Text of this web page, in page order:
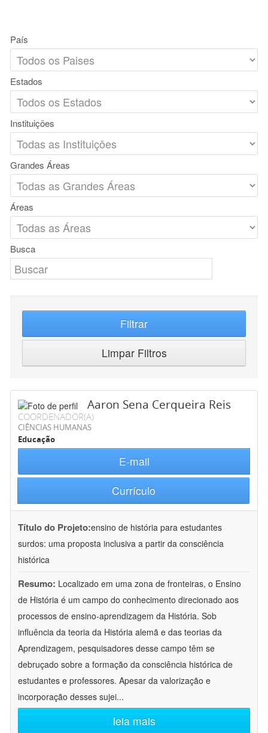
País
Estados
Instituições
Grandes Áreas
Áreas
Busca
Filtrar
Limpar Filtros
Aaron Sena Cerqueira Reis
COORDENADOR(A)
CIÊNCIAS HUMANAS
Educação
E-mail
Currículo
Título do Projeto:ensino de história para estudantes
surdos: uma proposta inclusiva a partir da consciência
histórica
Resumo: Localizado em uma zona de fronteiras, o Ensino
de História é um campo do conhecimento direcionado aos
processos de ensino-aprendizagem da História. Sob
influência da teoria da História alemã e das teorias da
Aprendizagem, pesquisadores desse campo têm se
debruçado sobre a formação da consciência histórica de
estudantes e professores. Apesar da valorização e
incorporação desses sujei...
leia mais